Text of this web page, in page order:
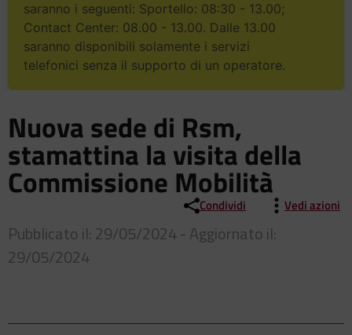
saranno i seguenti: Sportello: 08:30 - 13.00;
Contact Center: 08.00 - 13.00. Dalle 13.00
saranno disponibili solamente i servizi
telefonici senza il supporto di un operatore.
Nuova sede di Rsm,
stamattina la visita della
Commissione Mobilità
Condividi Vedi azioni
Pubblicato il: 29/05/2024 - Aggiornato il:
29/05/2024